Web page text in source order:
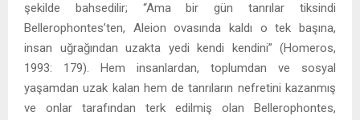
şekilde bahsedilir; “Ama bir gün tanrılar tiksindi
Bellerophontes’ten, Aleion ovasında kaldı o tek başına,
insan uğrağından uzakta yedi kendi kendini” (Homeros,
1993: 179). Hem insanlardan, toplumdan ve sosyal
yaşamdan uzak kalan hem de tanrıların nefretini kazanmış
ve onlar tarafından terk edilmiş olan Bellerophontes,